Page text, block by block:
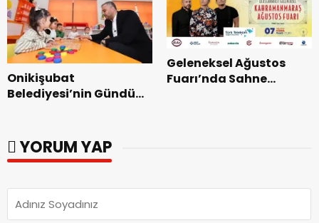
Onikişubat
Belediyesi’nin Gündüz
başladı.
Geleneksel Ağustos
Fuarı’nda Sahne
YORUM YAP